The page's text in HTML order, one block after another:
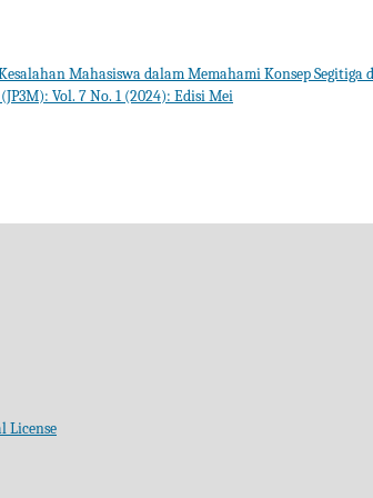
Mahasiswa dalam Memahami Konsep Segitiga
Vol. 7 No. 1 (2024): Edisi Mei
License